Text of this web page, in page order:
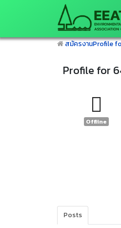
สมัครงานProfile
Profile for
Offline
Posts